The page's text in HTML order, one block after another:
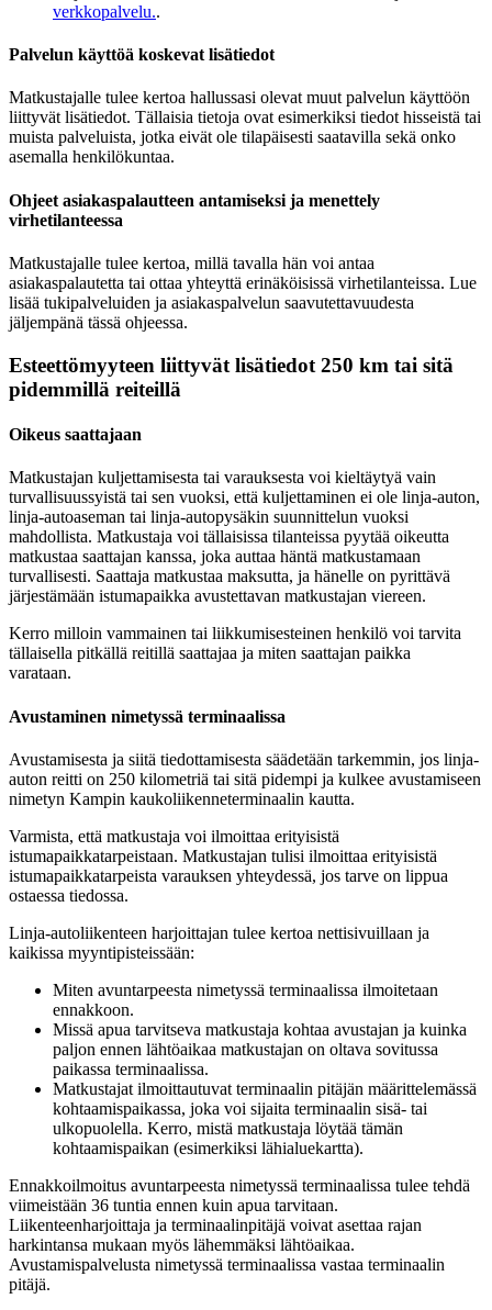
verkkopalvelu..
Palvelun käyttöä koskevat lisätiedot
Matkustajalle tulee kertoa hallussasi olevat muut palvelun käyttöön
liittyvät lisätiedot. Tällaisia tietoja ovat esimerkiksi tiedot hisseistä tai
muista palveluista, jotka eivät ole tilapäisesti saatavilla sekä onko
asemalla henkilökuntaa.
Ohjeet asiakaspalautteen antamiseksi ja menettely
virhetilanteessa
Matkustajalle tulee kertoa, millä tavalla hän voi antaa
asiakaspalautetta tai ottaa yhteyttä erinäköisissä virhetilanteissa. Lue
lisää tukipalveluiden ja asiakaspalvelun saavutettavuudesta
jäljempänä tässä ohjeessa.
Esteettömyyteen liittyvät lisätiedot 250 km tai sitä
pidemmillä reiteillä
Oikeus saattajaan
Matkustajan kuljettamisesta tai varauksesta voi kieltäytyä vain
turvallisuussyistä tai sen vuoksi, että kuljettaminen ei ole linja-auton,
linja-autoaseman tai linja-autopysäkin suunnittelun vuoksi
mahdollista. Matkustaja voi tällaisissa tilanteissa pyytää oikeutta
matkustaa saattajan kanssa, joka auttaa häntä matkustamaan
turvallisesti. Saattaja matkustaa maksutta, ja hänelle on pyrittävä
järjestämään istumapaikka avustettavan matkustajan viereen.
Kerro milloin vammainen tai liikkumisesteinen henkilö voi tarvita
tällaisella pitkällä reitillä saattajaa ja miten saattajan paikka
varataan.
Avustaminen nimetyssä terminaalissa
Avustamisesta ja siitä tiedottamisesta säädetään tarkemmin, jos linja-
auton reitti on 250 kilometriä tai sitä pidempi ja kulkee avustamiseen
nimetyn Kampin kaukoliikenneterminaalin kautta.
Varmista, että matkustaja voi ilmoittaa erityisistä
istumapaikkatarpeistaan. Matkustajan tulisi ilmoittaa erityisistä
istumapaikkatarpeista varauksen yhteydessä, jos tarve on lippua
ostaessa tiedossa.
Linja-autoliikenteen harjoittajan tulee kertoa nettisivuillaan ja
kaikissa myyntipisteissään:
Miten avuntarpeesta nimetyssä terminaalissa ilmoitetaan
ennakkoon.
Missä apua tarvitseva matkustaja kohtaa avustajan ja kuinka
paljon ennen lähtöaikaa matkustajan on oltava sovitussa
paikassa terminaalissa.
Matkustajat ilmoittautuvat terminaalin pitäjän määrittelemässä
kohtaamispaikassa, joka voi sijaita terminaalin sisä- tai
ulkopuolella. Kerro, mistä matkustaja löytää tämän
kohtaamispaikan (esimerkiksi lähialuekartta).
Ennakkoilmoitus avuntarpeesta nimetyssä terminaalissa tulee tehdä
viimeistään 36 tuntia ennen kuin apua tarvitaan.
Liikenteenharjoittaja ja terminaalinpitäjä voivat asettaa rajan
harkintansa mukaan myös lähemmäksi lähtöaikaa.
Avustamispalvelusta nimetyssä terminaalissa vastaa terminaalin
pitäjä.